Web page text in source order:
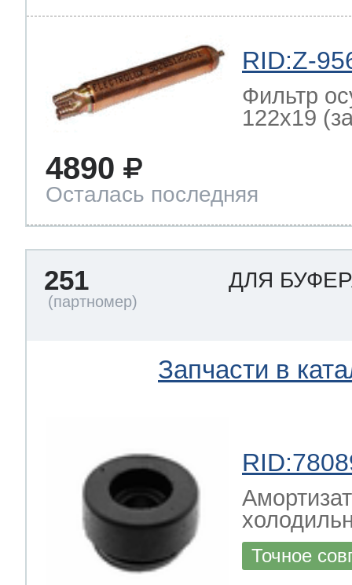
RID:Z-
Фильтр
122x19
4890
Осталась последняя
251 ДЛЯ
Запчасти в
Точное